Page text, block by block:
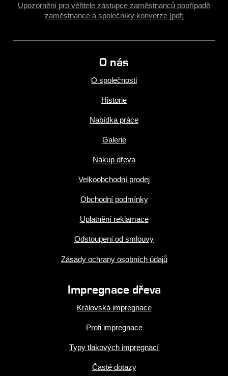
Upozornění pro věřitele zástupce zaměstnanců popřípadě
zaměstnance a společníky konverze [pdf]
O nás
O společnosti
Historie
Nabídka práce
Galerie
Nákup dřeva
Velkoobchodní prodej
Obchodní podmínky
Uplatnění reklamace
Odstoupení od smlouvy
Zásady ochrany osobních údajů
Impregnace dřeva
Královská impregnace
Profi impregnace
Typy tlakových impregnací
Časté dotazy